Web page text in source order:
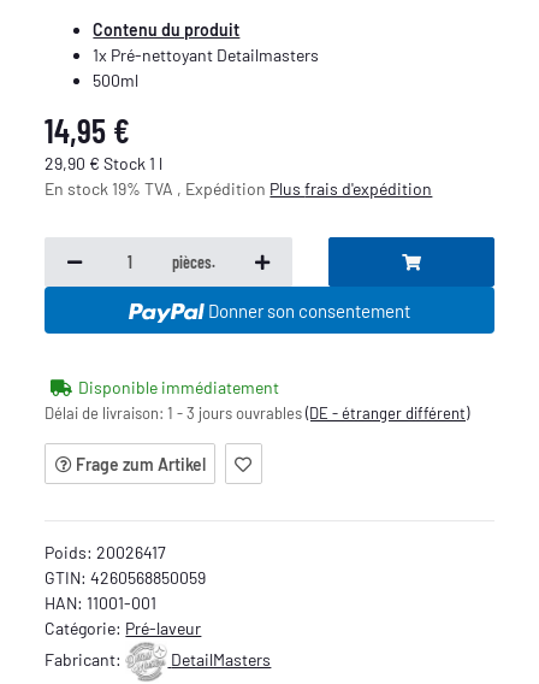
Contenu du produit
1x Pré-nettoyant Detailmasters
500ml
14,95 €
29,90 € Stock 1 l
En stock 19% TVA , Expédition Plusfrais d'expédition
pièces.
Donner son consentement
Disponible immédiatement
Délai de livraison:1 - 3 jours ouvrables(DE - étranger différent)
Frage zum Artikel
Poids:20026417
GTIN: 4260568850059
HAN: 11001-001
Catégorie: Pré-laveur
Fabricant:
DetailMasters